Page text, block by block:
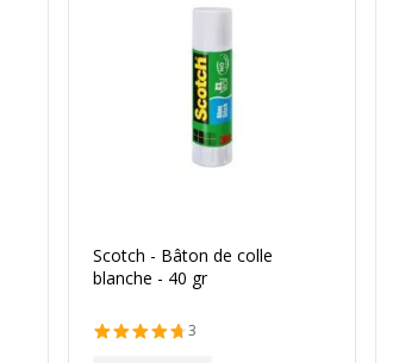
Scotch - Bâton de colle
blanche - 40 gr
3